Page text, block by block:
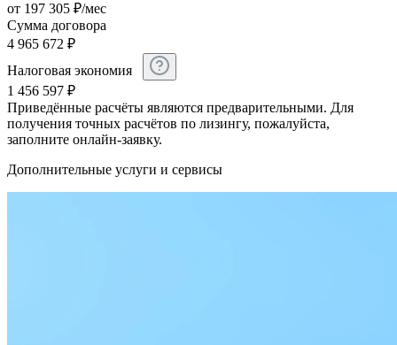
от 197 305 ₽/мес
Сумма договора
4 965 672 ₽
Налоговая экономия
1 456 597 ₽
Приведённые расчёты являются предварительными. Для
получения точных расчётов по лизингу, пожалуйста,
заполните онлайн-заявку.
Дополнительные услуги и сервисы